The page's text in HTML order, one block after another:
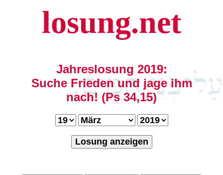
losung.net
Jahreslosung 2019:
Suche Frieden und jage ihm
nach! (Ps 34,15)
Losung anzeigen